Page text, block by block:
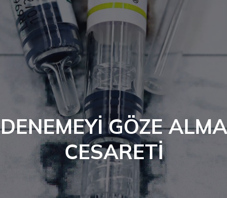
DENEMEYİ GÖZE ALMA
CESARETİ